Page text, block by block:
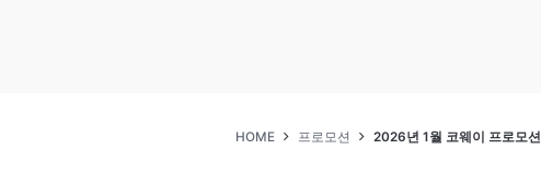
HOME 프로모션 2026년 1월 코웨이 프로모션